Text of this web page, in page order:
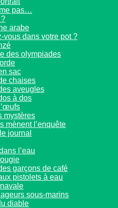
pas…
arabe
vous dans votre pot ?
des olympiades
sac
chaises
aveugles
à dos
mystères
mènent l’enquête
journal
l’eau
garçons de café
pistolets à eau
sous-marins
diable